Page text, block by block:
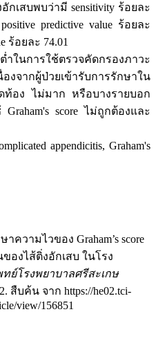
เสบพบว่ามี sensitivity ร้อยละ
predictive value ร้อยละ
ร้อยละ 74.01
ต่ำในการใช้ตรวจคัดกรองภาวะ
จากผู้ป่วยเข้ารับการรักษาใน
ท้อง ไม่มาก หรือบางรายบอก
score ไม่ถูกต้องและ
appendicitis, Graham's
ความไวของ Graham’s score
องไส้ติ่งอักเสบ ในโรง
ย์โรงพยาบาลศรีสะเกษ
สืบค้น จาก https://he02.tci-
view/156851